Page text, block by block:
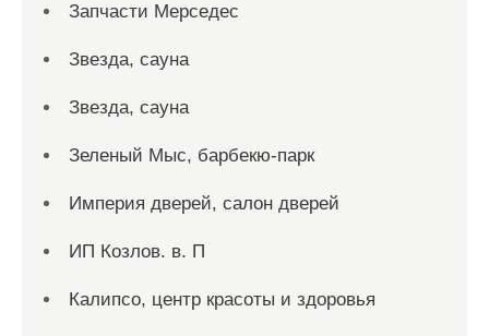
Запчасти Мерседес
Звезда, сауна
Звезда, сауна
Зеленый Мыс, барбекю-парк
Империя дверей, салон дверей
ИП Козлов. в. П
Калипсо, центр красоты и здоровья